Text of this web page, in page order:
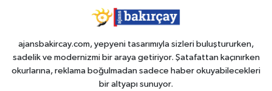
ajansbakircay.com, yepyeni tasarımıyla sizleri buluştururken,
sadelik ve modernizmi bir araya getiriyor. Şatafattan kaçınırken
okurlarına, reklama boğulmadan sadece haber okuyabilecekleri
bir altyapı sunuyor.